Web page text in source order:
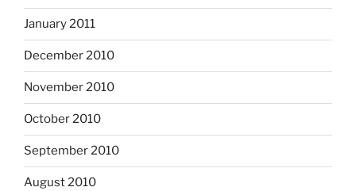
January 2011
December 2010
November 2010
October 2010
September 2010
August 2010